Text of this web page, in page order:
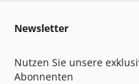
Newsletter
Nutzen Sie unsere
Abonnenten